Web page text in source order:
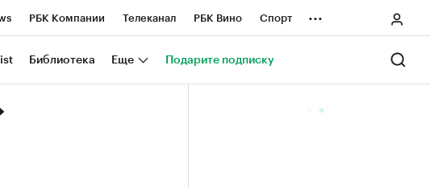
РБК Компании Телеканал РБК Вино Спорт
Национальные проекты Город
...
Библиотека Еще Подарите подписку